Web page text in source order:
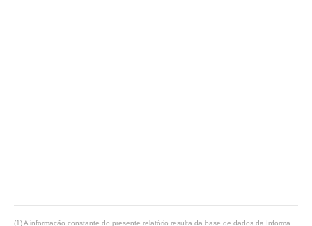
(1) A informação constante do presente relatório resulta da base de dados da Informa